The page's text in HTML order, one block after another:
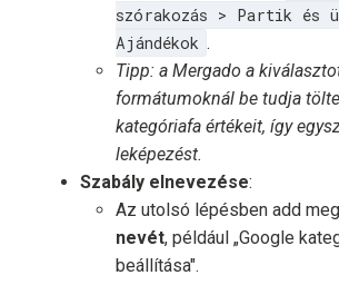
szórakozás > Partik és
Ajándékok .
Tipp: a Mergado a
formátumoknál be tudja
kategóriafa értékeit, így
leképezést.
Szabály elnevezése:
Az utolsó lépésben add
nevét, például „Google
beállítása".